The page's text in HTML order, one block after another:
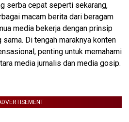
serba cepat seperti sekarang,
macam berita dari beragam
media bekerja dengan prinsip
Di tengah maraknya konten
penting untuk memahami
media jurnalis dan media gosip.